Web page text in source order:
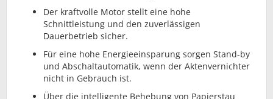
Der kraftvolle Motor stellt eine hohe
Schnittleistung und den zuverlässigen
Dauerbetrieb sicher.
Für eine hohe Energieeinsparung sorgen Stand-by
und Abschaltautomatik, wenn der Aktenvernichter
nicht in Gebrauch ist.
Über die intelligente Behebung von Papierstau